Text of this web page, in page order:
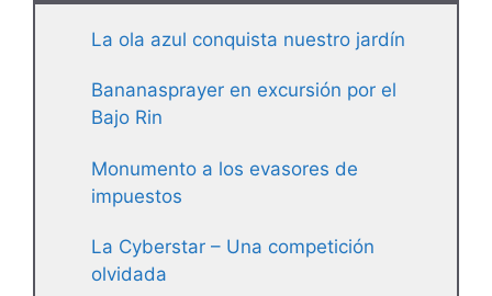
La ola azul conquista nuestro jardín
Bananasprayer en excursión por el
Bajo Rin
Monumento a los evasores de
impuestos
La Cyberstar – Una competición
olvidada